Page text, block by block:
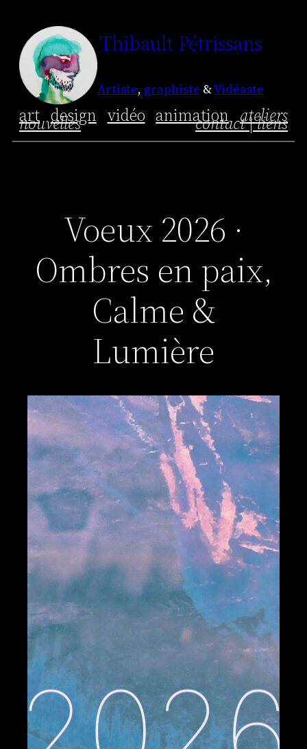
au
contenu
Thibault Pétrissans
Artiste, graphiste &Vidéaste
art design vidéo animation ateliers
nouvelles contact | liens
Voeux 2026 ·
Ombres en paix,
Calme &
Lumière